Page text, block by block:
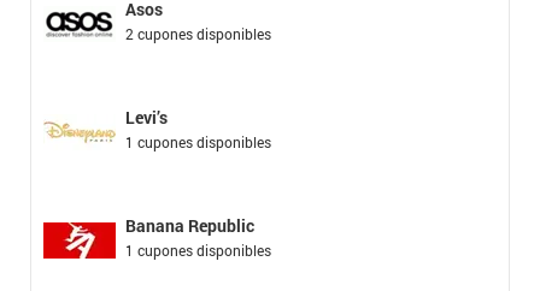
Asos
2 cupones disponibles
Levi’s
1 cupones disponibles
Banana Republic
1 cupones disponibles